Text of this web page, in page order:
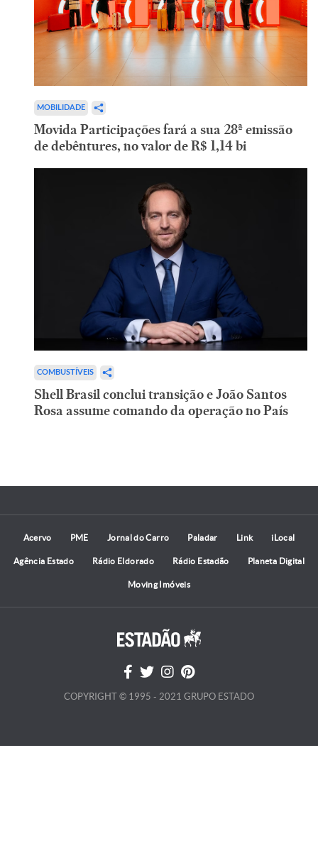
MOBILIDADE
Movida Participações fará a sua 28ª emissão
de debêntures, no valor de R$ 1,14 bi
COMBUSTÍVEIS
Shell Brasil conclui transição e João Santos
Rosa assume comando da operação no País
Acervo PME Jornal do Carro Paladar Link iLocal
Agência Estado Rádio Eldorado Rádio Estadão Planeta Digital
Moving Imóveis
COPYRIGHT © 1995 - 2021 GRUPO ESTADO